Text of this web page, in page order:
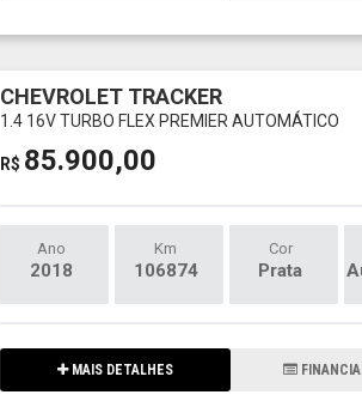
CHEVROLET TRACKER
1.4 16V TURBO FLEX PREMIER AUTOMÁTICO
R$ 85.900,00
Ano
2018
Km
106874
Cor
Prata
MAIS DETALHES